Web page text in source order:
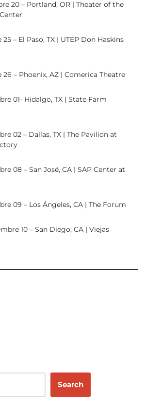
20 – Portland, OR | Theater of the
– El Paso, TX | UTEP Don Haskins
26 – Phoenix, AZ | Comerica Theatre
01- Hidalgo, TX | State Farm
02 – Dallas, TX | The Pavilion at
08 – San José, CA | SAP Center at
09 – Los Ángeles, CA | The Forum
10 – San Diego, CA | Viejas
Search